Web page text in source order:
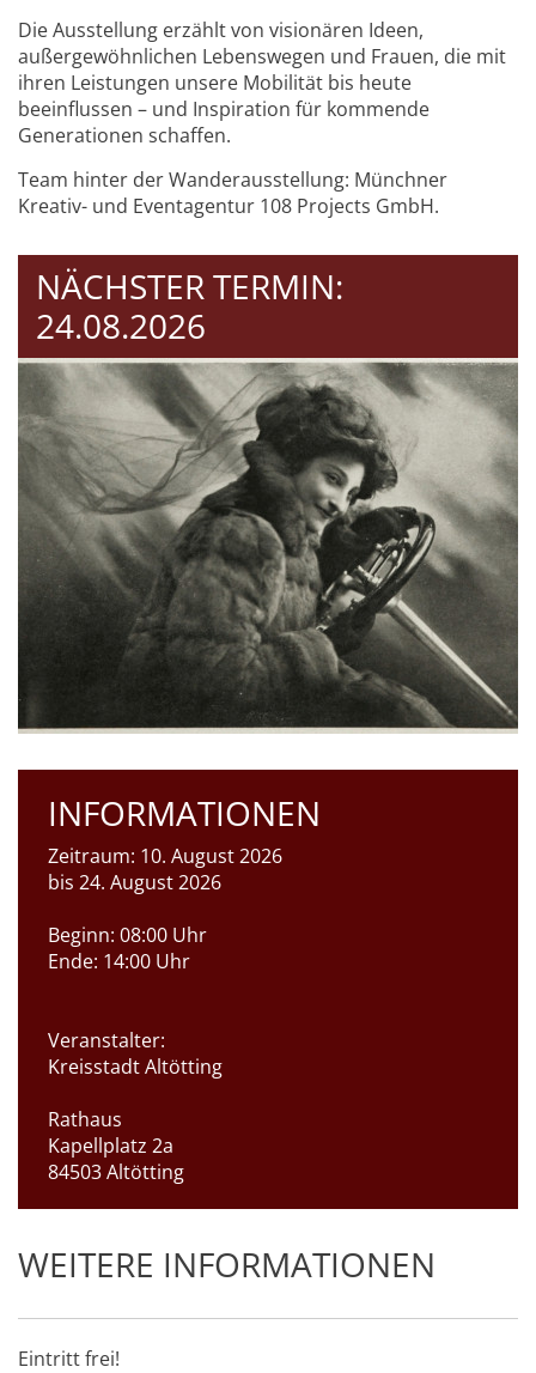
Die Ausstellung erzählt von visionären Ideen,
außergewöhnlichen Lebenswegen und Frauen, die mit
ihren Leistungen unsere Mobilität bis heute
beeinflussen – und Inspiration für kommende
Generationen schaffen.
Team hinter der Wanderausstellung: Münchner
Kreativ- und Eventagentur 108 Projects GmbH.
NÄCHSTER TERMIN:
24.08.2026
INFORMATIONEN
Zeitraum: 10. August 2026
bis 24. August 2026
Beginn: 08:00 Uhr
Ende: 14:00 Uhr
Veranstalter:
Kreisstadt Altötting
Rathaus
Kapellplatz 2a
84503 Altötting
WEITERE INFORMATIONEN
Eintritt frei!